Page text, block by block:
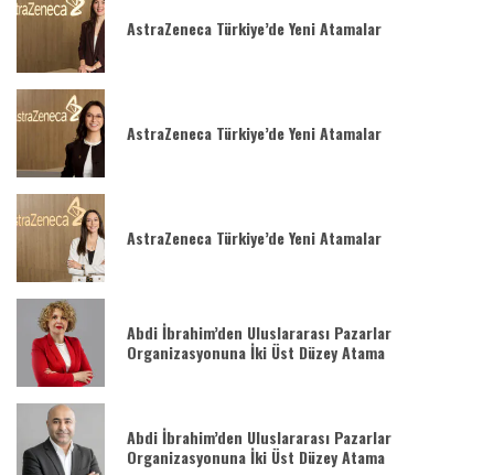
AstraZeneca Türkiye’de Yeni Atamalar
AstraZeneca Türkiye’de Yeni Atamalar
AstraZeneca Türkiye’de Yeni Atamalar
Abdi İbrahim’den Uluslararası Pazarlar
Organizasyonuna İki Üst Düzey Atama
Abdi İbrahim’den Uluslararası Pazarlar
Organizasyonuna İki Üst Düzey Atama